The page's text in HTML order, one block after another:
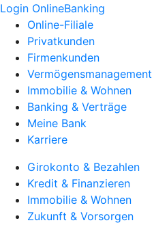
Login OnlineBanking
Online-Filiale
Privatkunden
Firmenkunden
Vermögensmanagement
Immobilie & Wohnen
Banking & Verträge
Meine Bank
Karriere
Girokonto & Bezahlen
Kredit & Finanzieren
Immobilie & Wohnen
Zukunft & Vorsorgen